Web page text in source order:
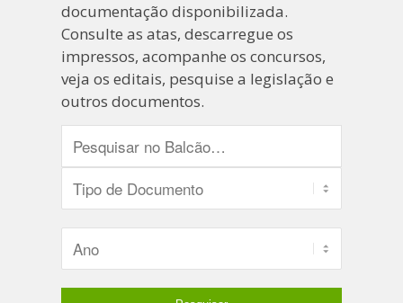
documentação disponibilizada.
Consulte as atas, descarregue os
impressos, acompanhe os concursos,
veja os editais, pesquise a legislação e
outros documentos.